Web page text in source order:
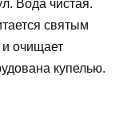
Вода чистая.
святым
и очищает
купелью.